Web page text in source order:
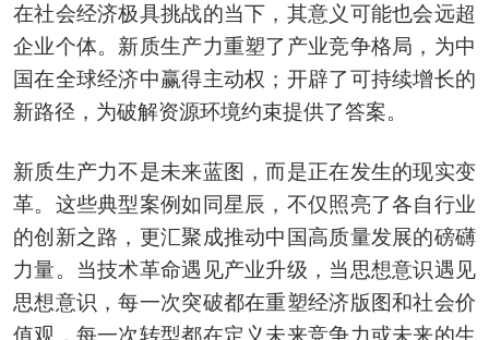
在社会经济极具挑战的当下，其意义可能也会远超
企业个体。新质生产力重塑了产业竞争格局，为中
国在全球经济中赢得主动权；开辟了可持续增长的
新路径，为破解资源环境约束提供了答案。
新质生产力不是未来蓝图，而是正在发生的现实变
革。这些典型案例如同星辰，不仅照亮了各自行业
的创新之路，更汇聚成推动中国高质量发展的磅礴
力量。当技术革命遇见产业升级，当思想意识遇见
思想意识，每一次突破都在重塑经济版图和社会价
值观，每一次转型都在定义未来竞争力或未来的生